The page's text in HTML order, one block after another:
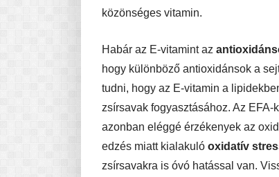
közönséges vitamin.
Habár az E-vitamint az
hogy különböző antioxidánsok a
tudni, hogy az E-vitamin a
zsírsavak fogyasztásához. Az
azonban eléggé érzékenyek az
edzés miatt kialakuló oxidatív
zsírsavakra is óvó hatással van.